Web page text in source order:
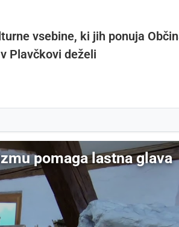
vsebine, ki jih ponuja
Plavčkovi deželi
pomaga lastna glava